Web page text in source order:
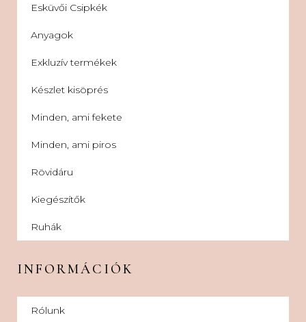
Esküvői Csipkék
Anyagok
Exkluzív termékek
Készlet kisöprés
Minden, ami fekete
Minden, ami piros
Rövidáru
Kiegészítők
Ruhák
INFORMÁCIÓK
Rólunk